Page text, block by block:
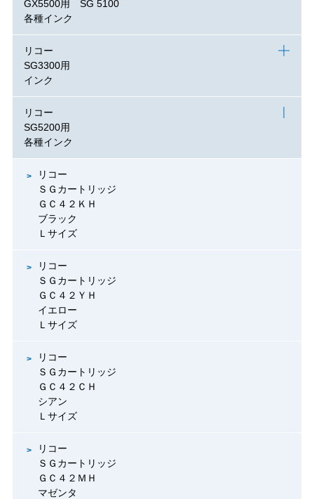
GX5500用 SG 5100
各種インク
リコー
SG3300用
インク
リコー
SG5200用
各種インク
リコー
ＳＧカートリッジ
ＧＣ４２ＫＨ
ブラック
Ｌサイズ
リコー
ＳＧカートリッジ
ＧＣ４２ＹＨ
イエロー
Ｌサイズ
リコー
ＳＧカートリッジ
ＧＣ４２ＣＨ
シアン
Ｌサイズ
リコー
ＳＧカートリッジ
ＧＣ４２ＭＨ
マゼンタ